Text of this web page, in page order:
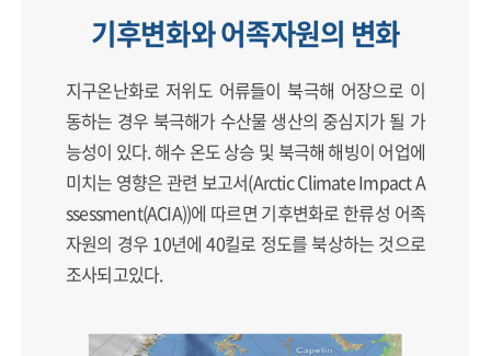
기후변화와 어족자원의 변화
지구온난화로 저위도 어류들이 북극해 어장으로 이
동하는 경우 북극해가 수산물 생산의 중심지가 될 가
능성이 있다. 해수 온도 상승 및 북극해 해빙이 어업에
미치는 영향은 관련 보고서(Arctic Climate Impact A
ssessment(ACIA))에 따르면 기후변화로 한류성 어족
자원의 경우 10년에 40킬로 정도를 북상하는 것으로
조사되고있다.